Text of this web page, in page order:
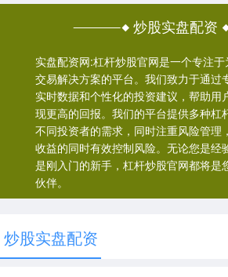
炒股实盘配资
实盘配资网:杠杆炒股官网是一个专注
交易解决方案的平台。我们致力于通过
实时数据和个性化的投资建议，帮助用
现更高的回报。我们的平台提供多种杠
不同投资者的需求，同时注重风险管理
收益的同时有效控制风险。无论您是经
是刚入门的新手，杠杆炒股官网都将是
伙伴。
炒股实盘配资